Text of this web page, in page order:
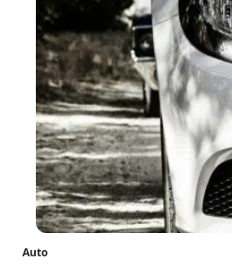
Auto